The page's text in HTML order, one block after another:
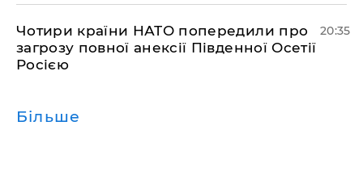
​Чотири країни НАТО попередили про
загрозу повної анексії Південної Осетії
Росією
20:35
Більше